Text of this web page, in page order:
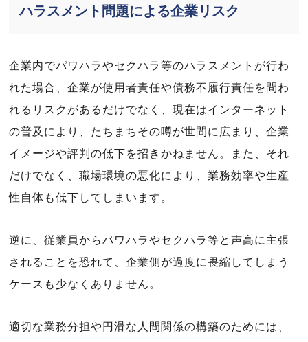
ハラスメント問題による企業リスク
企業内でパワハラやセクハラ等のハラスメントが行わ
れた場合、企業が使用者責任や債務不履行責任を問わ
れるリスクがあるだけでなく、現在はインターネット
の普及により、たちまちその噂が世間に広まり、企業
イメージや評判の低下を招きかねません。また、それ
だけでなく、職場環境の悪化により、業務効率や生産
性自体も低下してしまいます。
逆に、従業員からパワハラやセクハラ等と声高に主張
されることを恐れて、企業側が過度に畏縮してしまう
ケースも少なくありません。
適切な業務分担や円滑な人間関係の構築のためには、